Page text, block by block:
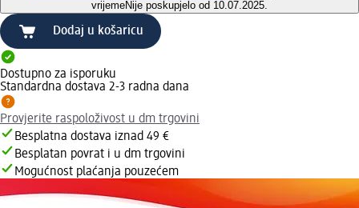
vrijemeNije poskupjelo od 10.07.2025.
Dodaj u košaricu
Dostupno za isporuku
Standardna dostava 2-3 radna dana
Provjerite raspoloživost u dm trgovini
Besplatna dostava iznad 49 €
Besplatan povrat i u dm trgovini
Mogućnost plaćanja pouzećem